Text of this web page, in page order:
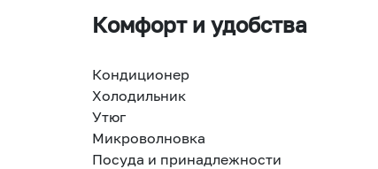
Комфорт и удобства
Кондиционер
Холодильник
Утюг
Микроволновка
Посуда и принадлежности